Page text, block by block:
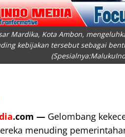
Mardika, Kota Ambon,
kebijakan tersebut sebagai
.com — Gelombang
menuding